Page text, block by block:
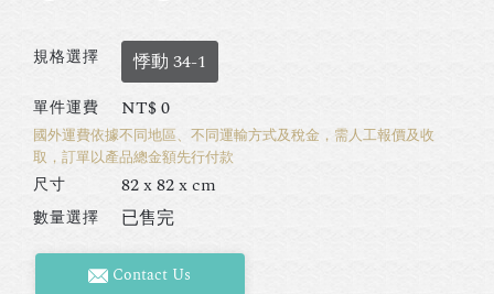
規格選擇 悸動 34-1
單件運費 NT$0
國外運費依據不同地區、不同運輸方式及稅金，需人工報價及收
取，訂單以產品總金額先行付款
尺寸 82 x 82 x cm
數量選擇 已售完
Contact Us